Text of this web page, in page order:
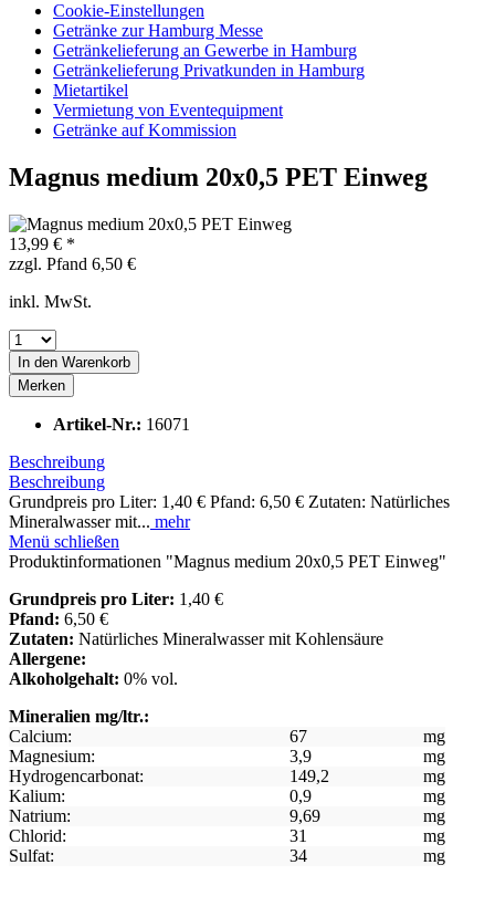
Cookie-Einstellungen
Getränke zur Hamburg Messe
Getränkelieferung an Gewerbe in Hamburg
Getränkelieferung Privatkunden in Hamburg
Mietartikel
Vermietung von Eventequipment
Getränke auf Kommission
Magnus medium 20x0,5 PET Einweg
13,99 € *
zzgl. Pfand 6,50 €
inkl. MwSt.
In den Warenkorb
Merken
Artikel-Nr.: 16071
Beschreibung
Beschreibung
Grundpreis pro Liter: 1,40 € Pfand: 6,50 € Zutaten: Natürliches
Mineralwasser mit... mehr
Menü schließen
Produktinformationen "Magnus medium 20x0,5 PET Einweg"
Grundpreis pro Liter: 1,40 €
Pfand: 6,50 €
Zutaten: Natürliches Mineralwasser mit Kohlensäure
Allergene:
Alkoholgehalt: 0% vol.
Mineralien mg/ltr.:
Calcium:
67
mg
Magnesium:
3,9
mg
Hydrogencarbonat:
149,2
mg
Kalium:
0,9
mg
Natrium:
9,69
mg
Chlorid:
31
mg
Sulfat:
34 mg